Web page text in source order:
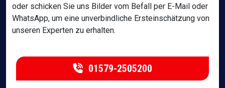
oder schicken Sie uns Bilder vom Befall per E-Mail oder
WhatsApp, um eine unverbindliche Ersteinschätzung von
unseren Experten zu erhalten.
01579-2505200